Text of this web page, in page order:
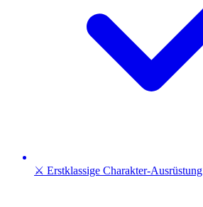
⚔️ Erstklassige Charakter-Ausrüstung